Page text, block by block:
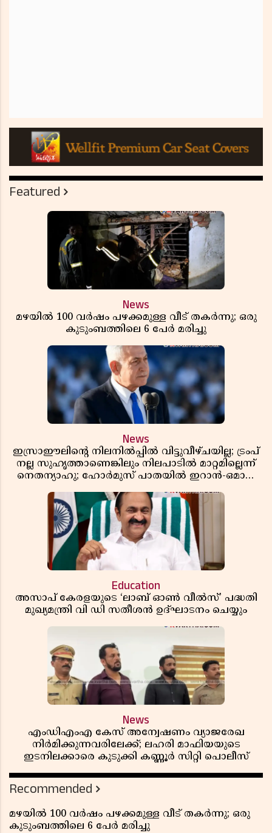
Featured
News
മഴയിൽ 100 വർഷം പഴക്കമുള്ള വീട് തകർന്നു; ഒരു
കുടുംബത്തിലെ 6 പേർ മരിച്ചു
News
ഇസ്രാഈലിന്റെ നിലനിൽപ്പിൽ വിട്ടുവീഴ്ചയില്ല; ട്രംപ്
നല്ല സുഹൃത്താണെങ്കിലും നിലപാടിൽ മാറ്റമില്ലെന്ന്
നെതന്യാഹു; ഹോർമുസ് പാതയിൽ ഇറാൻ-ഒമാൻ
Education
അസാപ് കേരളയുടെ ‘ലാബ് ഓൺ വീൽസ്’ പദ്ധതി
മുഖ്യമന്ത്രി വി ഡി സതീശൻ ഉദ്ഘാടനം ചെയ്യും
News
എംഡിഎംഎ കേസ് അന്വേഷണം വ്യാജരേഖ
നിർമിക്കുന്നവരിലേക്ക്; ലഹരി മാഫിയയുടെ
ഇടനിലക്കാരെ കുടുക്കി കണ്ണൂർ സിറ്റി പൊലീസ്
Recommended
മഴയിൽ 100 വർഷം പഴക്കമുള്ള വീട് തകർന്നു; ഒരു
കുടുംബത്തിലെ 6 പേർ മരിച്ചു